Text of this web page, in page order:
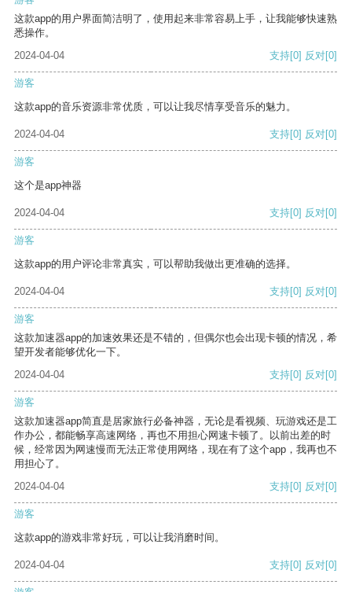
这款app的用户界面简洁明了，使用起来非常容易上手，让我能够快速熟
悉操作。
2024-04-04
支持[0] 反对[0]
游客
这款app的音乐资源非常优质，可以让我尽情享受音乐的魅力。
2024-04-04 支持[0] 反对[0]
游客
这个是app神器
2024-04-04 支持[0] 反对[0]
游客
这款app的用户评论非常真实，可以帮助我做出更准确的选择。
2024-04-04 支持[0] 反对[0]
游客
这款加速器app的加速效果还是不错的，但偶尔也会出现卡顿的情况，希
望开发者能够优化一下。
2024-04-04
支持[0] 反对[0]
游客
这款加速器app简直是居家旅行必备神器，无论是看视频、玩游戏还是工
作办公，都能畅享高速网络，再也不用担心网速卡顿了。以前出差的时
候，经常因为网速慢而无法正常使用网络，现在有了这个app，我再也不
用担心了。
2024-04-04
支持[0] 反对[0]
游客
这款app的游戏非常好玩，可以让我消磨时间。
2024-04-04 支持[0] 反对[0]